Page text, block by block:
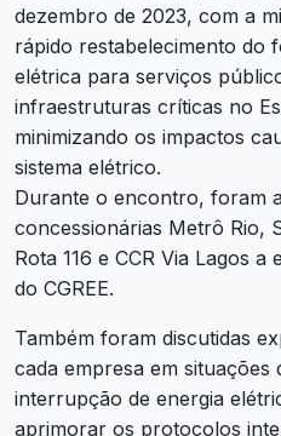
dezembro de 2023, com a
rápido restabelecimento do
elétrica para serviços
infraestruturas críticas no
minimizando os impactos
sistema elétrico.
Durante o encontro, foram
concessionárias Metrô Rio,
Rota 116 e CCR Via Lagos
do CGREE.
Também foram discutidas
cada empresa em situações
interrupção de energia
aprimorar os protocolos